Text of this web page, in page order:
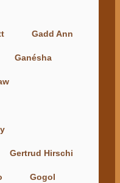
Gadd Ann
Ganésha
Gertrud Hirschi
Gogol